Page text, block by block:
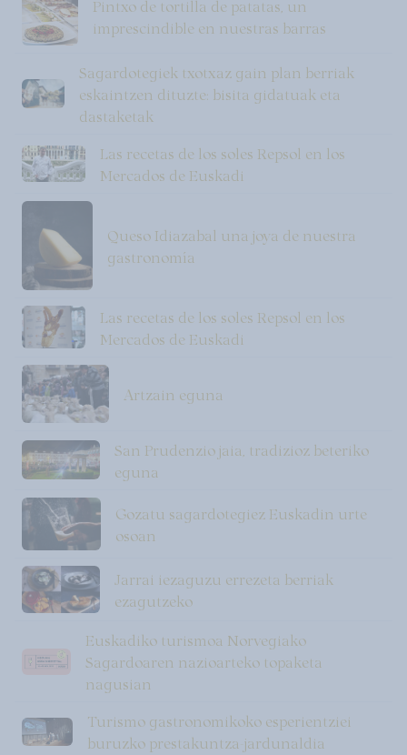
Pintxo de tortilla de patatas, un
imprescindible en nuestras barras
Sagardotegiek txotxaz gain plan berriak
eskaintzen dituzte: bisita gidatuak eta
dastaketak
Las recetas de los soles Repsol en los
Mercados de Euskadi
Queso Idiazabal una joya de nuestra
gastronomía
Las recetas de los soles Repsol en los
Mercados de Euskadi
Artzain eguna
San Prudenzio jaia, tradizioz beteriko
eguna
Gozatu sagardotegiez Euskadin urte
osoan
Jarrai iezaguzu errezeta berriak
ezagutzeko
Euskadiko turismoa Norvegiako
Sagardoaren nazioarteko topaketa
nagusian
Turismo gastronomikoko esperientziei
buruzko prestakuntza-jardunaldia